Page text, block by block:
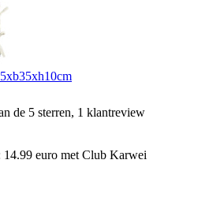
de 5 sterren, 1 klantreview
euro met Club Karwei